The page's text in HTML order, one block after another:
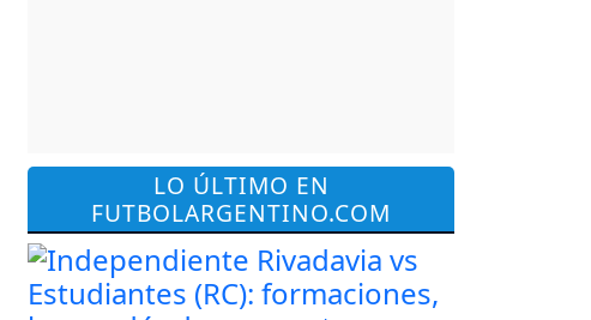
LO ÚLTIMO EN
FUTBOLARGENTINO.COM